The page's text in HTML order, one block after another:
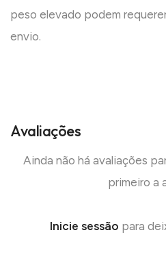
peso elevado podem
envio.
Avaliações
Ainda não há avaliações
primeiro a
Inicie sessão para